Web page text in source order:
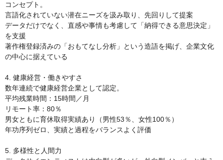
コンセプト。
言語化されていない潜在ニーズを汲み取り、先回りして提案
データだけでなく、直感や事情も考慮して「納得できる意思決定」
を支援
著作権登録済みの「おもてなし分析」という造語を掲げ、企業文化
の中心に据えている
4. 健康経営・働きやすさ
数年連続で健康経営企業として認定。
平均残業時間：15時間／月
リモート率：80％
男女ともに育休取得実績あり（男性53％、女性100％）
年功序列ゼロ、実績と過程をバランスよく評価
5. 多様性と人間力